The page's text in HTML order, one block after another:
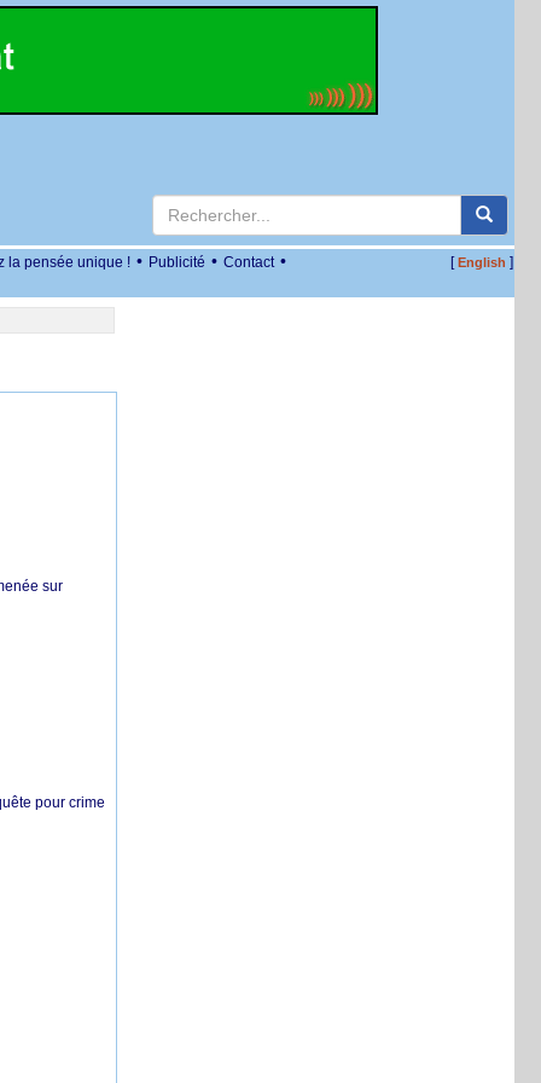
la pensée unique ! • Publicité • Contact • [English ]
sur
pour crime